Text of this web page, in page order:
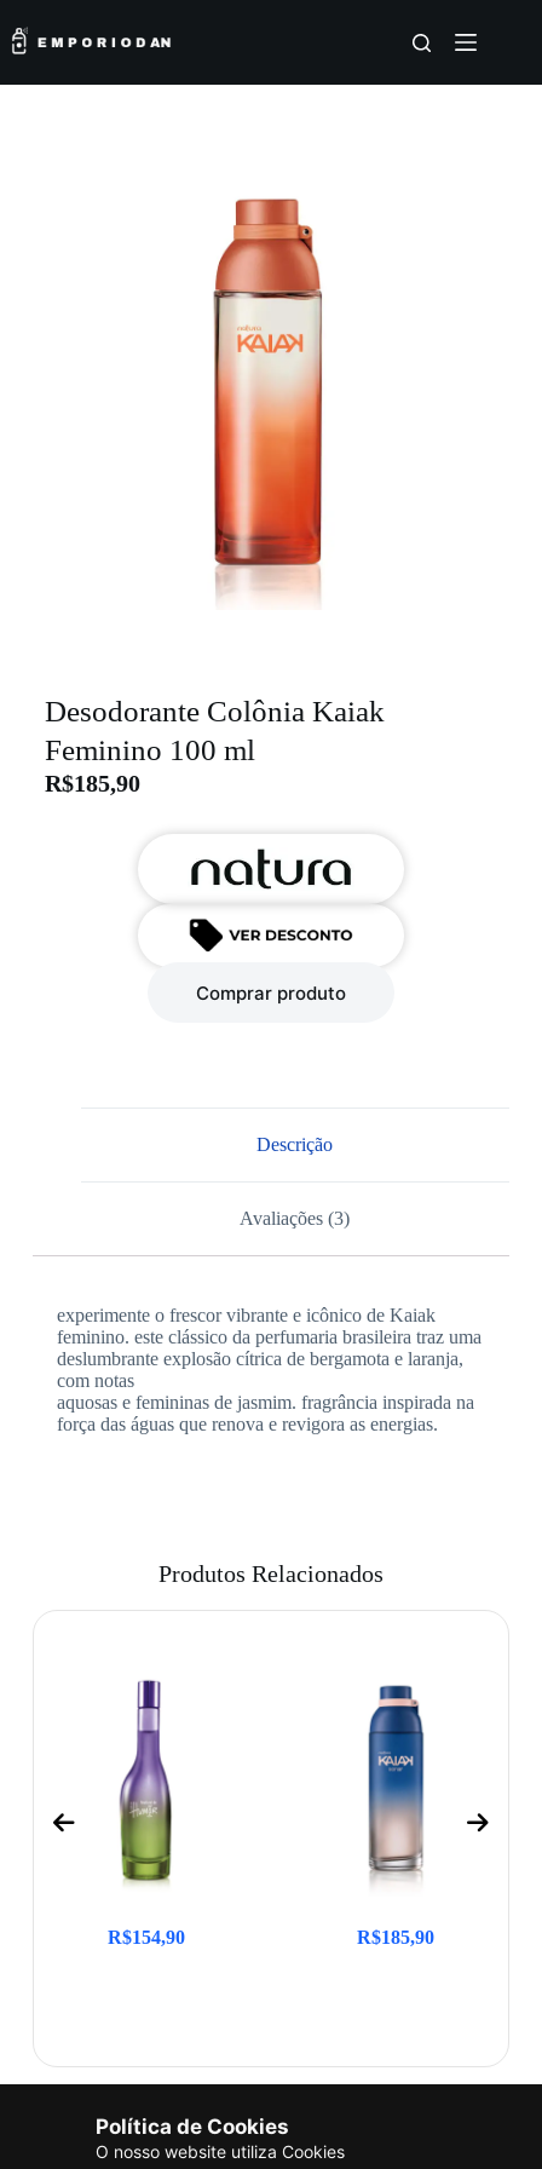
Desodorante Colônia Kaiak
Feminino 100 ml
R$185,90
Comprar produto
Descrição
Avaliações (3)
experimente o frescor vibrante e icônico de Kaiak
feminino. este clássico da perfumaria brasileira traz uma
deslumbrante explosão cítrica de bergamota e laranja,
com notas
aquosas e femininas de jasmim. fragrância inspirada na
força das águas que renova e revigora as energias.
Produtos Relacionados
R$154,90 R$185,90
Política de Cookies
O nosso website utiliza Cookies